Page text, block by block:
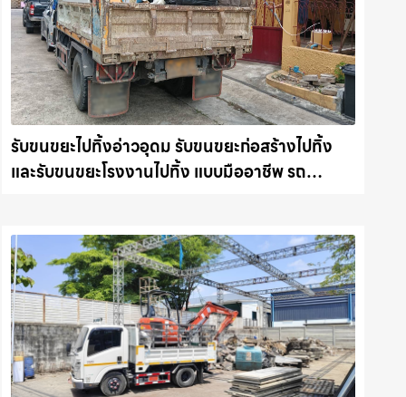
รับขนขยะไปทิ้งอ่าวอุดม รับขนขยะก่อสร้างไปทิ้ง
และรับขนขยะโรงงานไปทิ้ง แบบมืออาชีพ รถ